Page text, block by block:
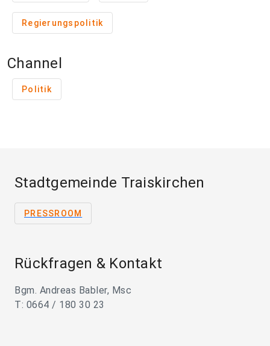
Regierungspolitik
Channel
Politik
Stadtgemeinde Traiskirchen
PRESSROOM
Rückfragen & Kontakt
Bgm. Andreas Babler, Msc
T: 0664 / 180 30 23